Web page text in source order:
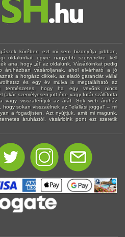
körében ezt mi sem bizonyítja jobban,
oldalunkat egyre nagyobb szerverekre kell
arra, hogy „él” az oldalunk. Vásárlóinkat pedig
áruházban vásároljanak, ahol elvárható a jó
a horgász cikkek, az eladó garanciát vállal
és egy év múlva is megtalálható az
természetes, hogy ha egy vevőnk nincs
(akár személyesen jött érte vagy futár szállította
vagy visszatérítjük az árát. Sok web áruház
sokan visszaélnek az "elállási joggal" – mi
a fogadjisten. Azt nyújtjuk, amit mi magunk,
áruháztól, vásárlóink pont ezt szeretik